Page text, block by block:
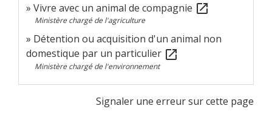
Vivre avec un animal de compagnie open_in_new
Ministère chargé de l'agriculture
Détention ou acquisition d'un animal non
domestique par un particulier open_in_new
Ministère chargé de l'environnement
Signaler une erreur sur cette page